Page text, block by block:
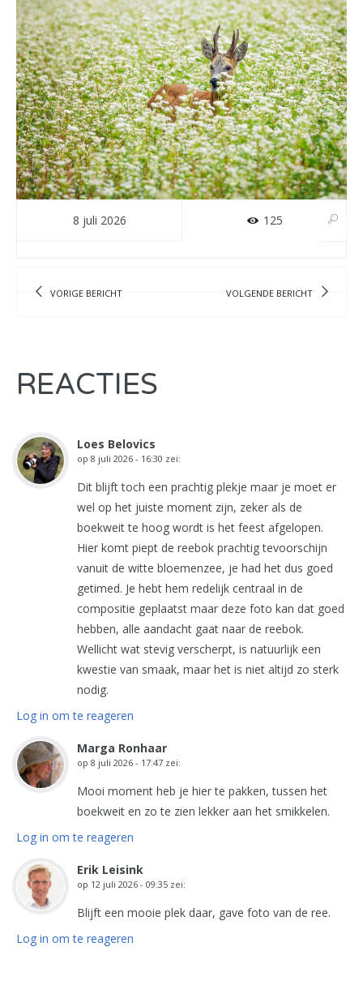
8 juli 2026 125
VORIGE BERICHT VOLGENDE BERICHT
REACTIES
Loes Belovics
op 8 juli 2026 - 16:30 zei:
Dit blijft toch een prachtig plekje maar je moet er
wel op het juiste moment zijn, zeker als de
boekweit te hoog wordt is het feest afgelopen.
Hier komt piept de reebok prachtig tevoorschijn
vanuit de witte bloemenzee, je had het dus goed
getimed. Je hebt hem redelijk centraal in de
compositie geplaatst maar deze foto kan dat goed
hebben, alle aandacht gaat naar de reebok.
Wellicht wat stevig verscherpt, is natuurlijk een
kwestie van smaak, maar het is niet altijd zo sterk
nodig.
Log in om te reageren
Marga Ronhaar
op 8 juli 2026 - 17:47 zei:
Mooi moment heb je hier te pakken, tussen het
boekweit en zo te zien lekker aan het smikkelen.
Log in om te reageren
Erik Leisink
op 12 juli 2026 - 09:35 zei:
Blijft een mooie plek daar, gave foto van de ree.
Log in om te reageren